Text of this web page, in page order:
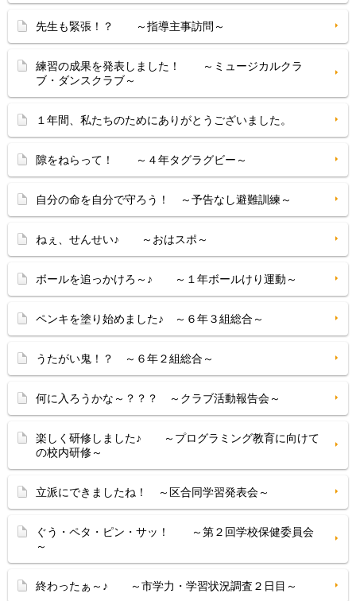
先生も緊張！？ ～指導主事訪問～
練習の成果を発表しました！ ～ミュージカルクラ
ブ・ダンスクラブ～
１年間、私たちのためにありがとうございました。
隙をねらって！ ～４年タグラグビー～
自分の命を自分で守ろう！ ～予告なし避難訓練～
ねぇ、せんせい♪ ～おはスポ～
ボールを追っかけろ～♪ ～１年ボールけり運動～
ペンキを塗り始めました♪ ～６年３組総合～
うたがい鬼！？ ～６年２組総合～
何に入ろうかな～？？？ ～クラブ活動報告会～
楽しく研修しました♪ ～プログラミング教育に向けて
の校内研修～
立派にできましたね！ ～区合同学習発表会～
ぐう・ペタ・ピン・サッ！ ～第２回学校保健委員会
～
終わったぁ～♪ ～市学力・学習状況調査２日目～